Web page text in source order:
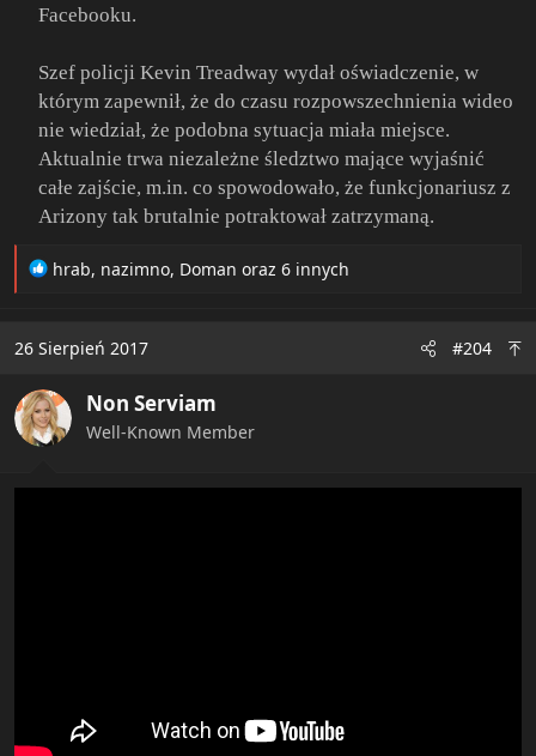
Facebooku.
Szef policji Kevin Treadway wydał oświadczenie, w
którym zapewnił, że do czasu rozpowszechnienia wideo
nie wiedział, że podobna sytuacja miała miejsce.
Aktualnie trwa niezależne śledztwo mające wyjaśnić
całe zajście, m.in. co spowodowało, że funkcjonariusz z
Arizony tak brutalnie potraktował zatrzymaną.
R
t
o
n
s
hrab, nazimno, Doman oraz 6 innych
26 Sierpień 2017 #204
Non Serviam
Well-Known Member